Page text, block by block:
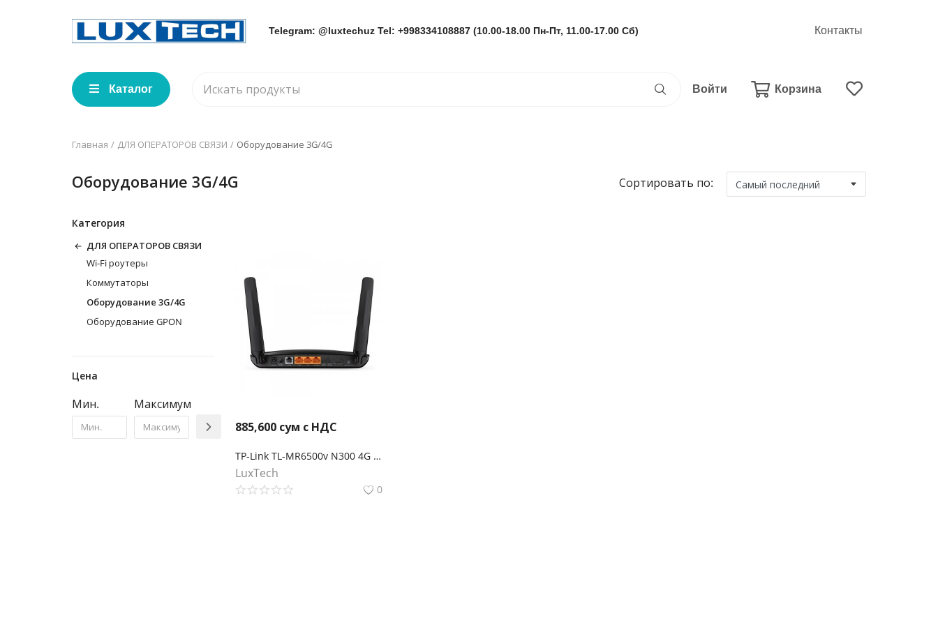
Telegram: @luxtechuz Tel: +998334108887 (10.00-18.00 Пн-Пт, 11.00-17.00 Сб) Контакты
Каталог Войти Корзина
Главная ДЛЯ ОПЕРАТОРОВ СВЯЗИ Оборудование 3G/4G
Оборудование 3G/4G Сортировать по:
Категория
ДЛЯ ОПЕРАТОРОВ СВЯЗИ
Wi-Fi роутеры
Коммутаторы
Оборудование 3G/4G
Оборудование GPON
Цена
Мин.
Максимум
885,600 сум с НДС
TP-Link TL-MR6500v N300 4G LTE Wi-Fi роутер с поддержкой IP‑телефонии
LuxTech
0